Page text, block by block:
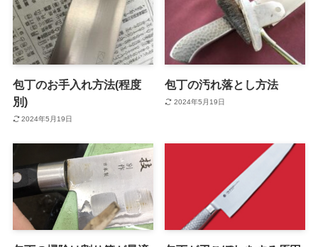
包丁のお手入れ方法(程度
別)
2024年5月19日
包丁の汚れ落とし方法
2024年5月19日